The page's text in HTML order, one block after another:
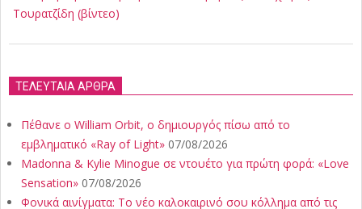
Τουρατζίδη (βίντεο)
ΤΕΛΕΥΤΑΙΑ ΑΡΘΡΑ
Πέθανε ο William Orbit, ο δημιουργός πίσω από το
εμβληματικό «Ray of Light» 07/08/2026
Madonna & Kylie Minogue σε ντουέτο για πρώτη φορά: «Love
Sensation» 07/08/2026
Φονικά αινίγματα: Το νέο καλοκαιρινό σου κόλλημα από τις